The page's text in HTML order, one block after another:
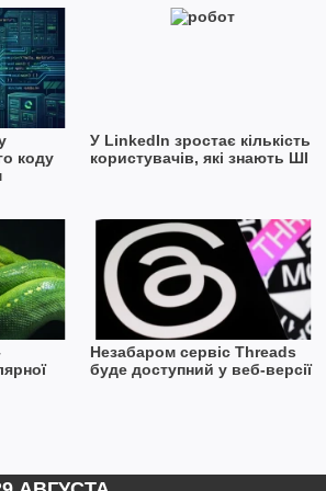
коду
У LinkedIn зростає кількість
користувачів, які знають ШІ
Незабаром сервіс Threads
буде доступний у веб-версії